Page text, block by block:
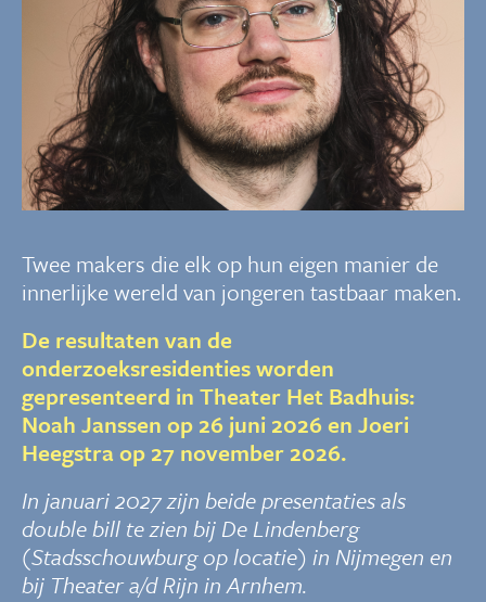
Twee makers die elk op hun eigen manier de
innerlijke wereld van jongeren tastbaar maken.
De resultaten van de
onderzoeksresidenties worden
gepresenteerd in Theater Het Badhuis:
Noah Janssen op 26 juni 2026 en Joeri
Heegstra op 27 november 2026.
In januari 2027 zijn beide presentaties als
double bill te zien bij De Lindenberg
(Stadsschouwburg op locatie) in Nijmegen en
bij Theater a/d Rijn in Arnhem.